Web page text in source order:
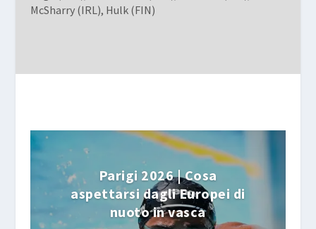
McSharry (IRL), Hulk (FIN)
Parigi 2026 | Cosa
aspettarsi dagli Europei di
nuoto in vasca